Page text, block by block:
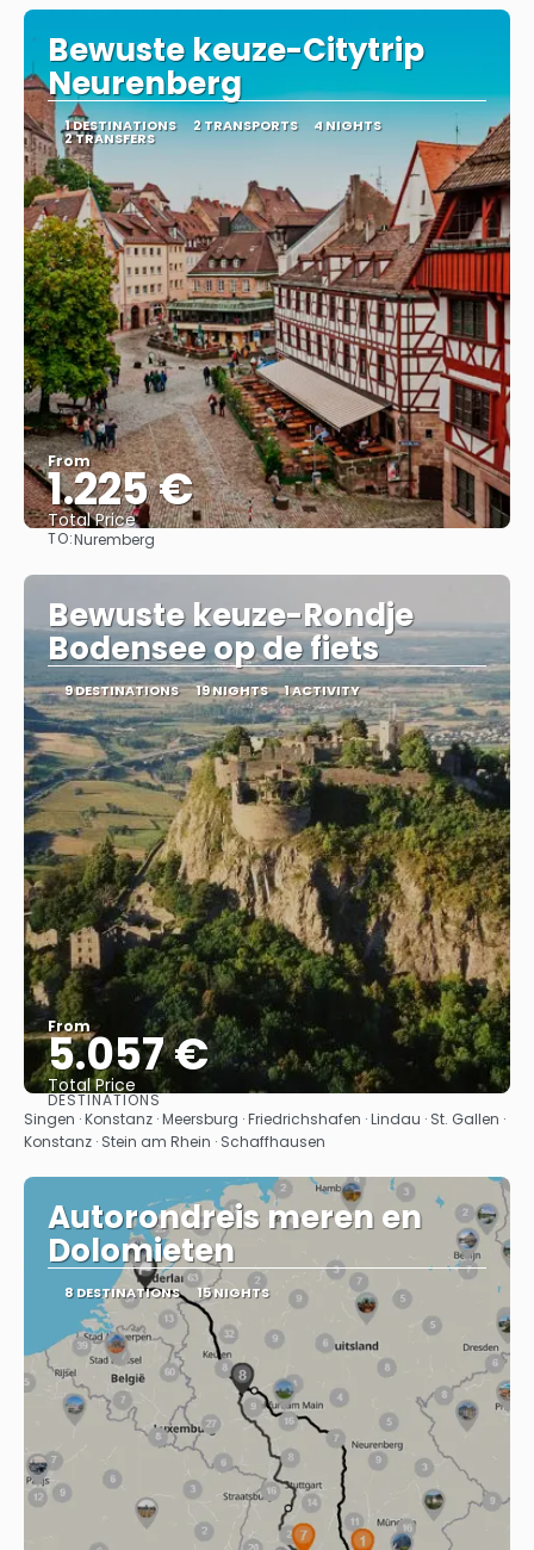
Bewuste keuze-Citytrip
Neurenberg
1 DESTINATIONS 2 TRANSPORTS 4 NIGHTS
2 TRANSFERS
From
1.225 €
Total Price
TO:Nuremberg
Bewuste keuze-Rondje
Bodensee op de fiets
9 DESTINATIONS 19 NIGHTS 1 ACTIVITY
From
5.057 €
Total Price
See
DESTINATIONS
Singen · Konstanz · Meersburg · Friedrichshafen · Lindau · St. Gallen ·
Konstanz · Stein am Rhein · Schaffhausen
Autorondreis meren en
Dolomieten
8 DESTINATIONS 15 NIGHTS